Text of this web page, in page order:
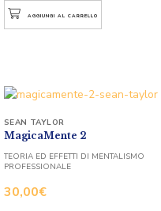
AGGIUNGI AL CARRELLO
MagicaMente 2
30,00€
SEAN TAYLOR
TEORIA ED EFFETTI DI MENTALISMO
PROFESSIONALE